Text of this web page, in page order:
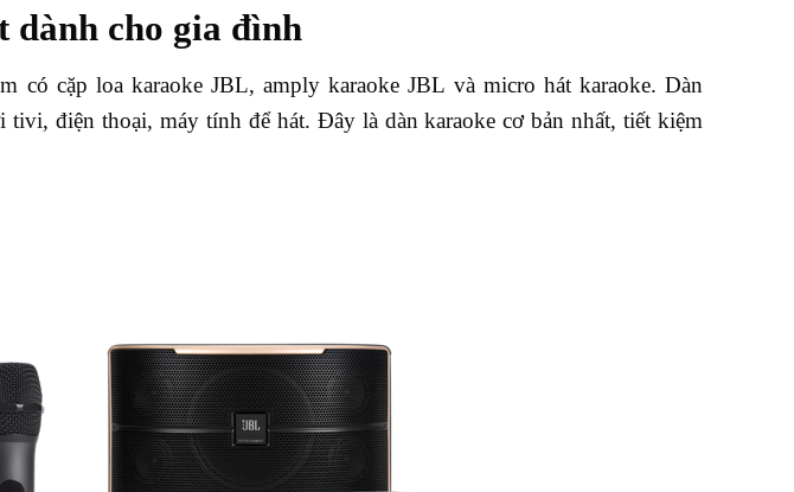
dành cho gia đình
có cặp loa karaoke JBL, amply karaoke JBL và micro hát karaoke. Dàn
điện thoại, máy tính để hát. Đây là dàn karaoke cơ bản nhất, tiết kiệm